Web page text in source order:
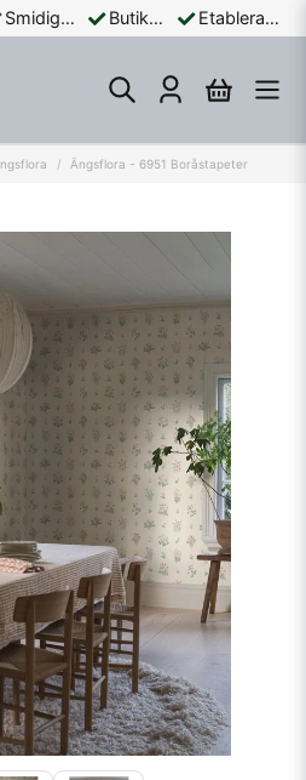
Smidiga Betalningar Butik och Online Etablerad Sedan 1965
Ängsflora - 6951 Boråstapeter